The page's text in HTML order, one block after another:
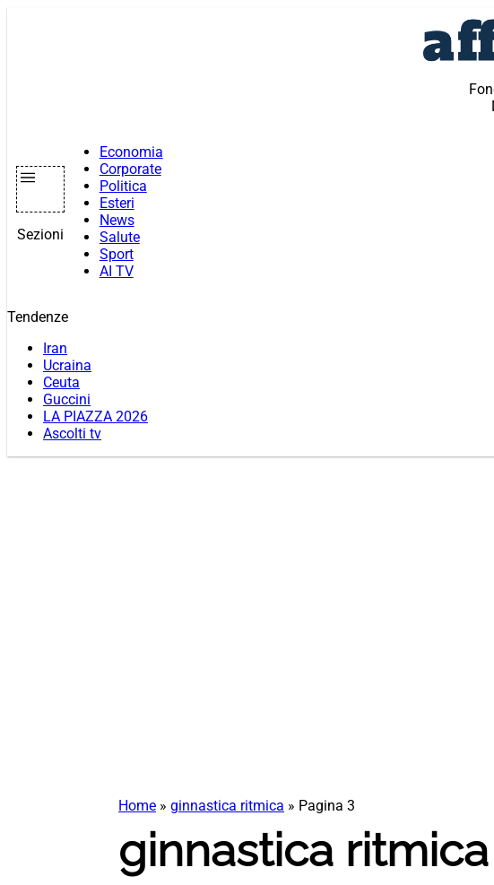
Sezioni
Economia
Corporate
Politica
Esteri
News
Salute
Sport
AI TV
Tendenze
Iran
Ucraina
Ceuta
Guccini
LA PIAZZA 2026
Ascolti tv
Home » ginnastica ritmica » Pagina 3
ginnastica ritmica